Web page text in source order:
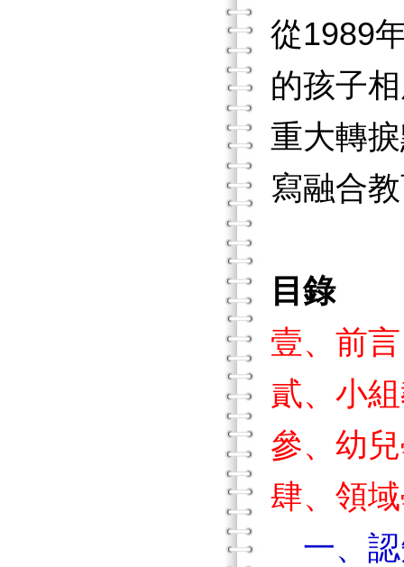
從1989
的孩子
重大轉
寫融合
目錄
壹、前言
貳、小
參、幼
肆、領
一、